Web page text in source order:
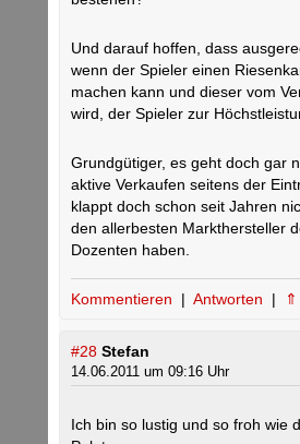
Und darauf hoffen, dass
wenn der Spieler einen
machen kann und dieser vom
wird, der Spieler zur
Grundgütiger, es geht doch gar
aktive Verkaufen seitens der
klappt doch schon seit Jahren
den allerbesten Markthersteller
Dozenten haben.
Kommentieren | Antworten | ⇑
#28 Stefan
14.06.2011 um 09:16 Uhr
Ich bin so lustig und so froh wie